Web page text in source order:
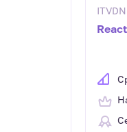
ITVDN